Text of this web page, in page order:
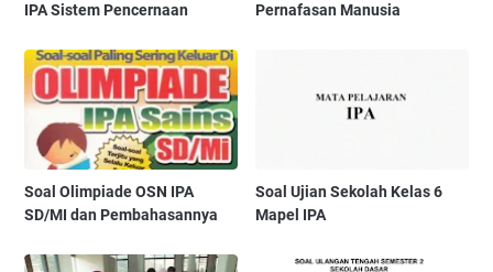
IPA Sistem Pencernaan
Pernafasan Manusia
Soal Olimpiade OSN IPA
SD/MI dan Pembahasannya
Soal Ujian Sekolah Kelas 6
Mapel IPA